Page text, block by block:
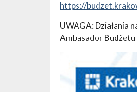
https://
UWAGA: Działania
Ambasador